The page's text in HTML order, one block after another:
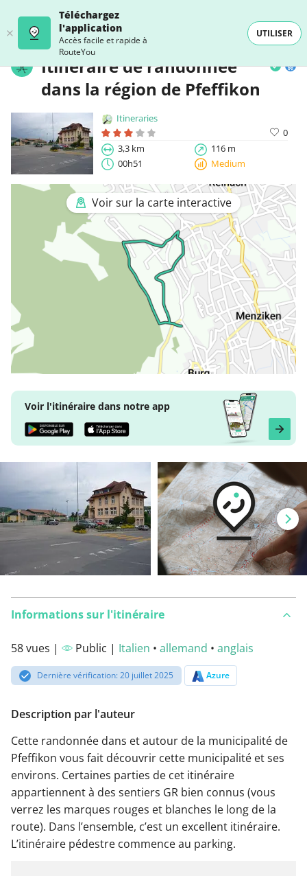
Téléchargez
l'application
Accès facile et rapide à
RouteYou
UTILISER
Itinéraire de randonnée
dans la région de Pfeffikon
Itineraries
0
3,3 km
116 m
00h51
Medium
Voir sur la carte interactive
Voir l'itinéraire dans notre app
Informations sur l'itinéraire
58 vues | Public | Italien • allemand • anglais
Dernière vérification: 20 juillet 2025 Azure
Description par l'auteur
Cette randonnée dans et autour de la municipalité de
Pfeffikon vous fait découvrir cette municipalité et ses
environs. Certaines parties de cet itinéraire
appartiennent à des sentiers GR bien connus (vous
verrez les marques rouges et blanches le long de la
route). Dans l’ensemble, c’est un excellent itinéraire.
L’itinéraire pédestre commence au parking.